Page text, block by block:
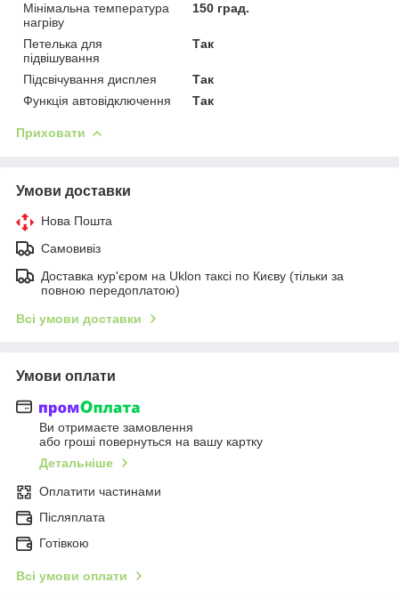
Мінімальна температура
нагріву
150 град.
Петелька для
підвішування
Так
Підсвічування дисплея
Так
Функція автовідключення
Так
Приховати
Умови доставки
Нова Пошта
Самовивіз
Доставка кур'єром на Uklon таксі по Києву (тільки за
повною передоплатою)
Всі умови доставки
Умови оплати
Ви отримаєте замовлення
або гроші повернуться на вашу картку
Детальніше
Оплатити частинами
Післяплата
Готівкою
Всі умови оплати